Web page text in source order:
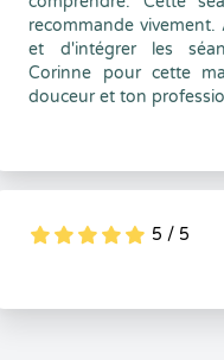
recommande vivement.
et d'intégrer les
Corinne pour cette
douceur et ton
5
1
5
0 5 / 5